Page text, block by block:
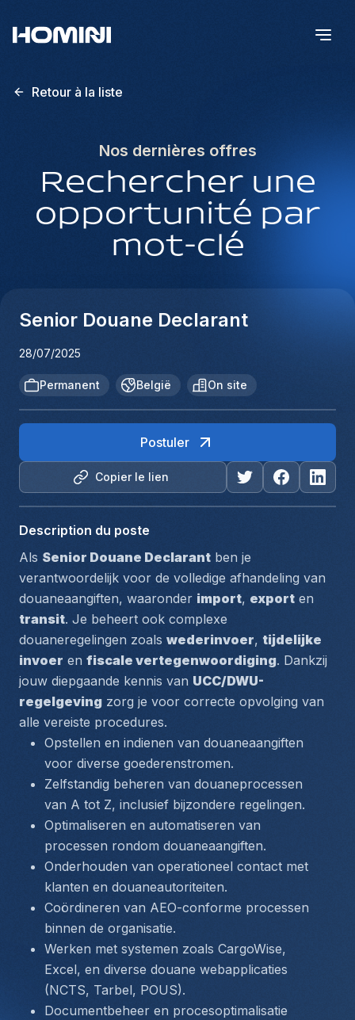
Retour à la liste
Nos dernières offres
Rechercher une
opportunité par
mot-clé
Senior Douane Declarant
28/07/2025
Permanent België On site
Copier le lien
Postuler
Description du poste
Als Senior Douane Declarant ben je
verantwoordelijk voor de volledige afhandeling van
douaneaangiften, waaronder import, export
transit. Je beheert ook complexe
douaneregelingen zoals wederinvoer, tijdelijke
invoer en fiscale vertegenwoordiging. Dankzij
jouw diepgaande kennis van UCC/DWU-
regelgeving zorg je voor correcte opvolging van
alle vereiste procedures.
Opstellen en indienen van douaneaangiften
voor diverse goederenstromen.
Zelfstandig beheren van douaneprocessen
van A tot Z, inclusief bijzondere regelingen.
Optimaliseren en automatiseren van
processen rondom douaneaangiften.
Onderhouden van operationeel contact met
klanten en douaneautoriteiten.
Coördineren van AEO-conforme processen
binnen de organisatie.
Werken met systemen zoals CargoWise,
Excel, en diverse douane webapplicaties
(NCTS, Tarbel, POUS).
Documentbeheer en procesoptimalisatie